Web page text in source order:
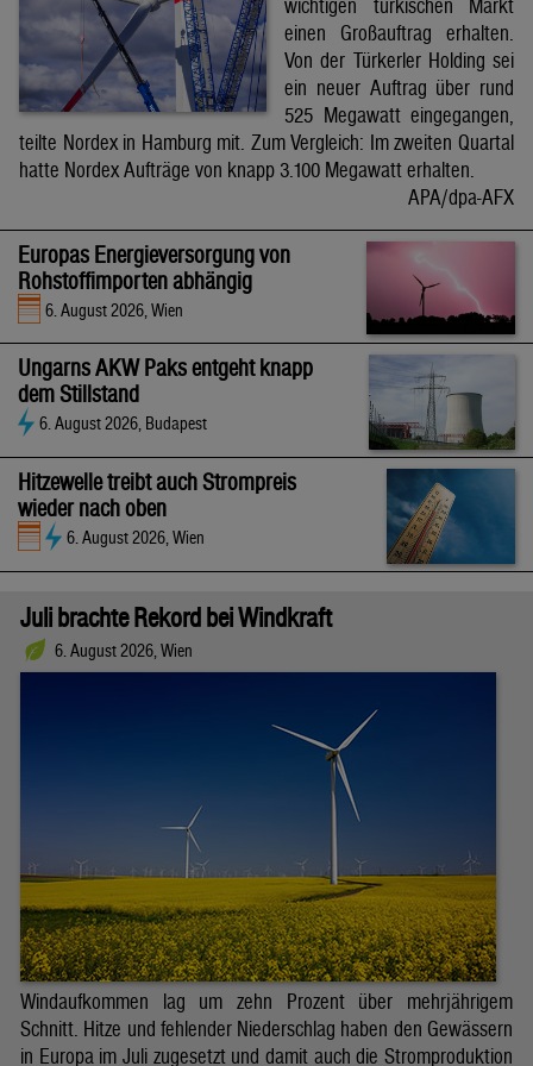
wichtigen türkischen Markt
einen Großauftrag erhalten.
Von der Türkerler Holding sei
ein neuer Auftrag über rund
525 Megawatt eingegangen,
teilte Nordex in Hamburg mit. Zum Vergleich: Im zweiten Quartal
hatte Nordex Aufträge von knapp 3.100 Megawatt erhalten.
APA/dpa-AFX
Europas Energieversorgung von
Rohstoffimporten abhängig
6. August 2026, Wien
Ungarns AKW Paks entgeht knapp
dem Stillstand
6. August 2026, Budapest
Hitzewelle treibt auch Strompreis
wieder nach oben
6. August 2026, Wien
Juli brachte Rekord bei Windkraft
6. August 2026, Wien
Windaufkommen lag um zehn Prozent über mehrjährigem
Schnitt. Hitze und fehlender Niederschlag haben den Gewässern
in Europa im Juli zugesetzt und damit auch die Stromproduktion